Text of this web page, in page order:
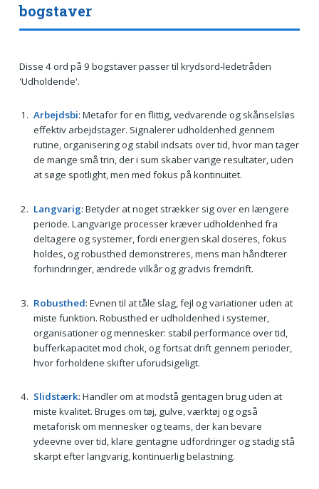
bogstaver
Disse 4 ord på 9 bogstaver passer til krydsord-ledetråden
'Udholdende'.
Arbejdsbi: Metafor for en flittig, vedvarende og skånselsløs
effektiv arbejdstager. Signalerer udholdenhed gennem
rutine, organisering og stabil indsats over tid, hvor man tager
de mange små trin, der i sum skaber varige resultater, uden
at søge spotlight, men med fokus på kontinuitet.
Langvarig: Betyder at noget strækker sig over en længere
periode. Langvarige processer kræver udholdenhed fra
deltagere og systemer, fordi energien skal doseres, fokus
holdes, og robusthed demonstreres, mens man håndterer
forhindringer, ændrede vilkår og gradvis fremdrift.
Robusthed: Evnen til at tåle slag, fejl og variationer uden at
miste funktion. Robusthed er udholdenhed i systemer,
organisationer og mennesker: stabil performance over tid,
bufferkapacitet mod chok, og fortsat drift gennem perioder,
hvor forholdene skifter uforudsigeligt.
Slidstærk: Handler om at modstå gentagen brug uden at
miste kvalitet. Bruges om tøj, gulve, værktøj og også
metaforisk om mennesker og teams, der kan bevare
ydeevne over tid, klare gentagne udfordringer og stadig stå
skarpt efter langvarig, kontinuerlig belastning.